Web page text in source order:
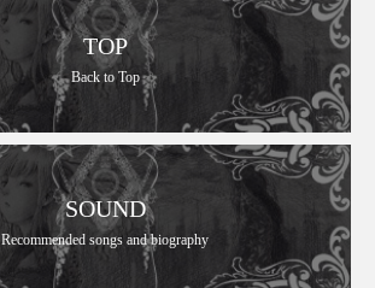
TOP
Back to Top
SOUND
Recommended songs and biography